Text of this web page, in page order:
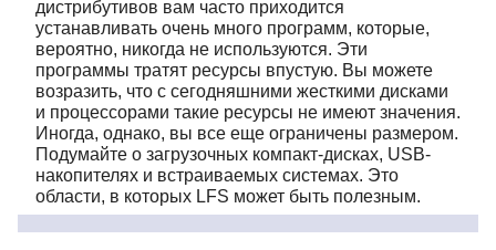
дистрибутивов вам часто приходится
устанавливать очень много программ, которые,
вероятно, никогда не используются. Эти
программы тратят ресурсы впустую. Вы можете
возразить, что с сегодняшними жесткими дисками
и процессорами такие ресурсы не имеют значения.
Иногда, однако, вы все еще ограничены размером.
Подумайте о загрузочных компакт-дисках, USB-
накопителях и встраиваемых системах. Это
области, в которых LFS может быть полезным.
Ещё одним преимуществом собственной сборки